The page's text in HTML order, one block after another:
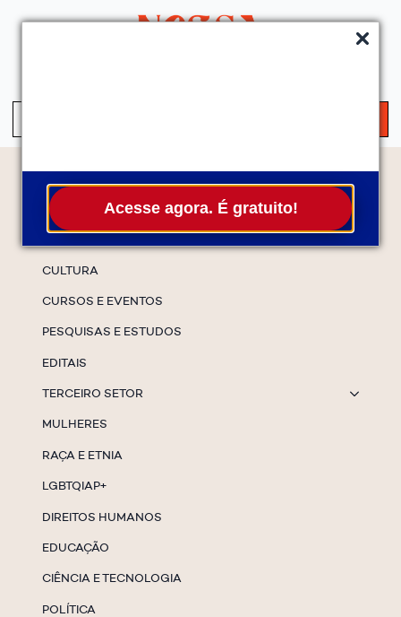
Acesse agora. É gratuito!
Temas
CULTURA
CURSOS E EVENTOS
PESQUISAS E ESTUDOS
EDITAIS
TERCEIRO SETOR
MULHERES
RAÇA E ETNIA
LGBTQIAP+
DIREITOS HUMANOS
EDUCAÇÃO
CIÊNCIA E TECNOLOGIA
POLÍTICA